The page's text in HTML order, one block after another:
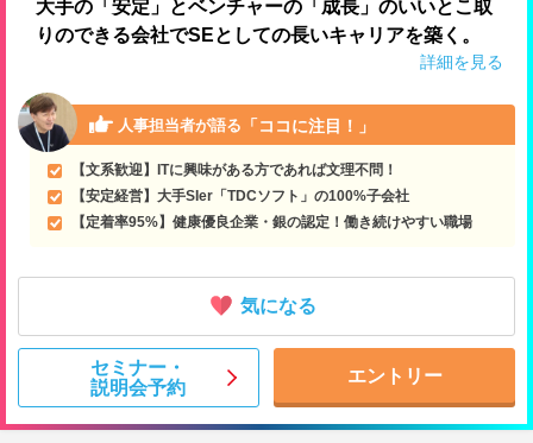
大手の「安定」とベンチャーの「成長」のいいとこ取
りのできる会社でSEとしての長いキャリアを築く。
詳細を見る
人事担当者が語る 「ココに注目！」
【文系歓迎】ITに興味がある方であれば文理不問！
【安定経営】大手SIer「TDCソフト」の100%子会社
【定着率95%】健康優良企業・銀の認定！働き続けやすい職場
気になる
セミナー・
説明会予約
エントリー